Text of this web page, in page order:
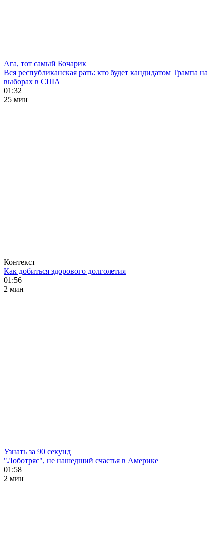
Ага, тот самый Бочарик
Вся республиканская рать: кто будет кандидатом Трампа на
выборах в США
01:32
25 мин
Контекст
Как добиться здорового долголетия
01:56
2 мин
Узнать за 90 секунд
"Лоботряс", не нашедший счастья в Америке
01:58
2 мин